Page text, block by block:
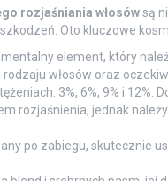
rozjaśniania włosówsą
Oto kluczowe
element, który
włosów oraz
3%, 6%, 9% i 12%.
rozjaśnienia, jednak
po zabiegu, skutecznie